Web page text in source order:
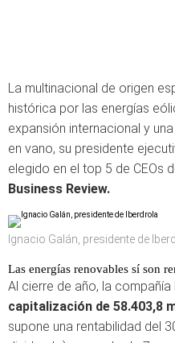
La multinacional de origen
histórica por las energías
expansión internacional y
en vano, su presidente
elegido en el top 5 de CEOs
Business Review.
Ignacio Galán, presidente de
Las energías renovables sí son
Al cierre de año, la compañía
capitalización de 58.403,8
supone una rentabilidad del